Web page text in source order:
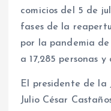
comicios del 5 de
fases de la
por la pandemia
a 17,285 personas
El presidente de la
Julio César